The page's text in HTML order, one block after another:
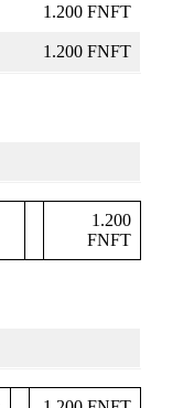
1.200 FNFT
1.200 FNFT
1.200
FNFT